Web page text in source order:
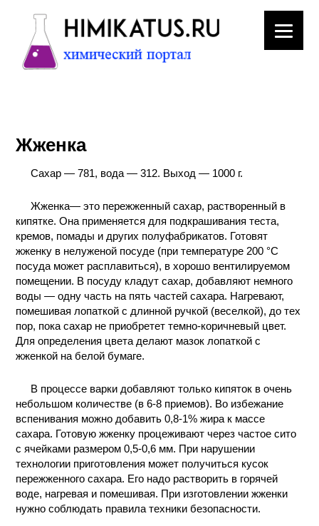
ХИМИЧЕСКАЯ
ФАКТОРЫ
МЕТОДЫ
ПРАКТИЧЕСКОЙ
ХИМИИ
ХИМИЯ НА
ПРОИЗВОДСТВЕ
И ХИМИЧЕСКАЯ
ТЕХНОЛОГИЯ
КОНТАКТЫ
Жженка
Сахар — 781, вода — 312. Выход — 1000 г.
Жженка— это пережженный сахар, растворенный в
кипятке. Она применяется для подкрашивания теста,
кремов, помады и других полуфабрикатов. Готовят
жженку в нелуженой посуде (при температуре 200 °С
посуда может расплавиться), в хорошо вентилируемом
помещении. В посуду кладут сахар, добавляют немного
воды — одну часть на пять частей сахара. Нагревают,
помешивая лопаткой с длинной ручкой (веселкой), до тех
пор, пока сахар не приобретет темно-коричневый цвет.
Для определения цвета делают мазок лопаткой с
жженкой на белой бумаге.
В процессе варки добавляют только кипяток в очень
небольшом количестве (в 6-8 приемов). Во избежание
вспенивания можно добавить 0,8-1% жира к массе
сахара. Готовую жженку процеживают через частое сито
с ячейками размером 0,5-0,6 мм. При нарушении
технологии приготовления может получиться кусок
пережженного сахара. Его надо растворить в горячей
воде, нагревая и помешивая. При изготовлении жженки
нужно соблюдать правила техники безопасности.